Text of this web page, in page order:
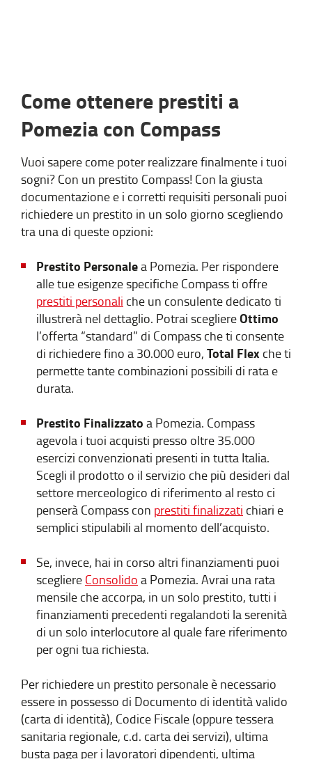
Come ottenere prestiti a
Pomezia con Compass
Vuoi sapere come poter realizzare finalmente i tuoi
sogni? Con un prestito Compass! Con la giusta
documentazione e i corretti requisiti personali puoi
richiedere un prestito in un solo giorno scegliendo
tra una di queste opzioni:
Prestito Personalea Pomezia. Per rispondere
alle tue esigenze specifiche Compass ti offre
prestiti personali che un consulente dedicato ti
illustrerà nel dettaglio. Potrai scegliereOttimo
l’offerta “standard” di Compass che ti consente
di richiedere fino a 30.000 euro, Total Flex che ti
permette tante combinazioni possibili di rata e
durata.
Prestito Finalizzato a Pomezia. Compass
agevola i tuoi acquisti presso oltre 35.000
esercizi convenzionati presenti in tutta Italia.
Scegli il prodotto o il servizio che più desideri dal
settore merceologico di riferimento al resto ci
penserà Compass con prestiti finalizzati chiari e
semplici stipulabili al momento dell’acquisto.
Se, invece, hai in corso altri finanziamenti puoi
scegliere Consolido a Pomezia. Avrai una rata
mensile che accorpa, in un solo prestito, tutti i
finanziamenti precedenti regalandoti la serenità
di un solo interlocutore al quale fare riferimento
per ogni tua richiesta.
Per richiedere un prestito personale è necessario
essere in possesso di Documento di identità valido
(carta di identità), Codice Fiscale (oppure tessera
sanitaria regionale, c.d. carta dei servizi), ultima
busta paga per i lavoratori dipendenti, ultima